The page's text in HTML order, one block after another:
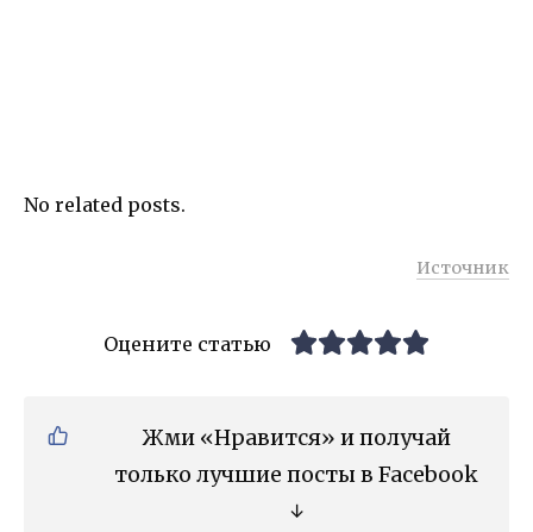
No related posts.
Источник
Оцените статью
Жми «Нравится» и получай
только лучшие посты в Facebook
↓